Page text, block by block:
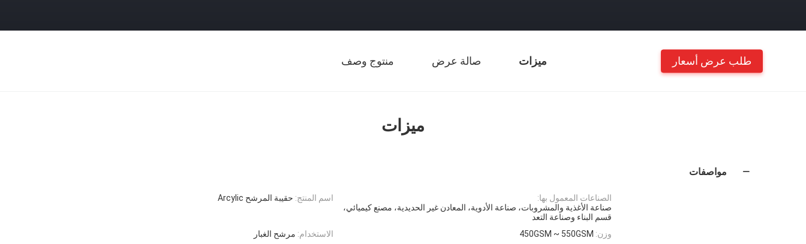
ميزات صالة عرض منتوج وصف طلب عرض أسعار
ميزات
مواصفات
اسم المنتج: حقيبة المرشح Arcylic
الصناعات المعمول بها:
صناعة الأغذية والمشروبات، صناعة الأدوية، المعادن غير الحديدية، مصنع كيميائي،
قسم البناء وصناعة التعد
الاستخدام: مرشح الغبار وزن: 450GSM ~ 550GSM